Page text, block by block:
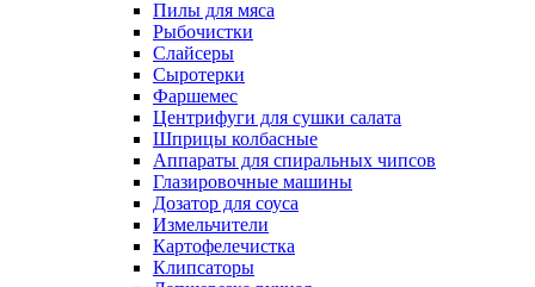
Пилы для мяса
Рыбочистки
Слайсеры
Сыротерки
Фаршемес
Центрифуги для сушки салата
Шприцы колбасные
Аппараты для спиральных чипсов
Глазировочные машины
Дозатор для соуса
Измельчители
Картофелечистка
Клипсаторы